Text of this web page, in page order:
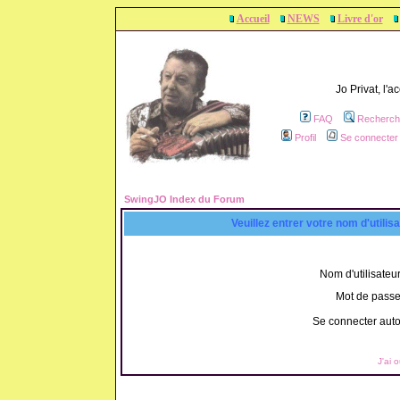
Accueil NEWS Livre d'or
Jo Privat,
FAQ
Profil
Se
SwingJO Index du Forum
Veuillez entrer votre nom
Nom
Mot de
Se connecter
J'ai